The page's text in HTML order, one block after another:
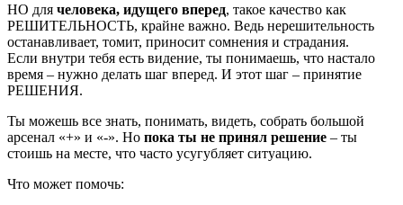
НО для человека, идущего вперед, такое качество как
РЕШИТЕЛЬНОСТЬ, крайне важно. Ведь нерешительность
останавливает, томит, приносит сомнения и страдания.
Если внутри тебя есть видение, ты понимаешь, что настало
время – нужно делать шаг вперед. И этот шаг – принятие
РЕШЕНИЯ.
Ты можешь все знать, понимать, видеть, собрать большой
арсенал «+» и «-». Но пока ты не принял решение – ты
стоишь на месте, что часто усугубляет ситуацию.
Что может помочь: